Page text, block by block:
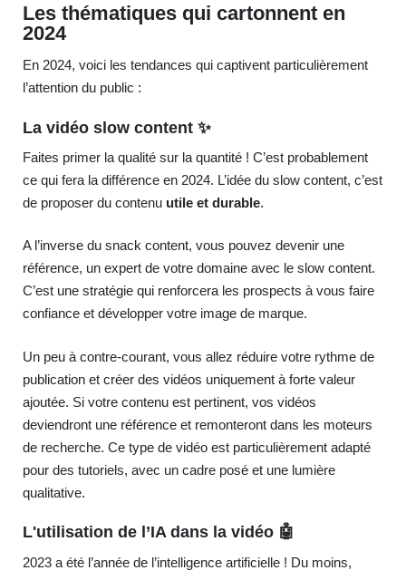
Les thématiques qui cartonnent en
2024
En 2024, voici les tendances qui captivent particulièrement
l’attention du public :
La vidéo slow content ✨
Faites primer la qualité sur la quantité ! C’est probablement
ce qui fera la différence en 2024. L’idée du slow content, c’est
de proposer du contenu utile et durable.
A l’inverse du snack content, vous pouvez devenir une
référence, un expert de votre domaine avec le slow content.
C’est une stratégie qui renforcera les prospects à vous faire
confiance et développer votre image de marque.
Un peu à contre-courant, vous allez réduire votre rythme de
publication et créer des vidéos uniquement à forte valeur
ajoutée. Si votre contenu est pertinent, vos vidéos
deviendront une référence et remonteront dans les moteurs
de recherche. Ce type de vidéo est particulièrement adapté
pour des tutoriels, avec un cadre posé et une lumière
qualitative.
L'utilisation de l’IA dans la vidéo 🤖
2023 a été l’année de l’intelligence artificielle ! Du moins,